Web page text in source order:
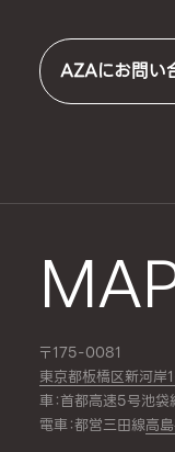
AZAにお問い
〒175-0081
東京都板橋区新河
車：首都高速5号池
電車：都営三田線高